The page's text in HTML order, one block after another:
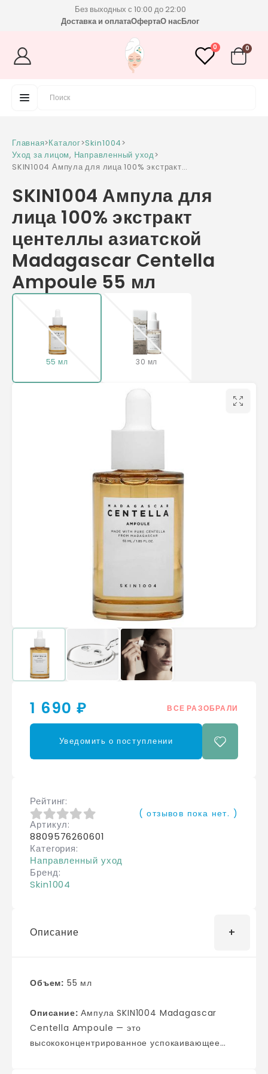
Без выходных с 10:00 до 22:00
Доставка и оплатаОфертаО насБлог
0 0
Главная>Каталог>Skin1004>
Уход за лицом, Направленный уход>
SKIN1004 Ампула для лица 100% экстракт
Ampoule 55 мл
SKIN1004 Ампула для
лица 100% экстракт
центеллы азиатской
Madagascar Centella
Ampoule 55 мл
55 мл 30 мл
1 690 ₽ ВСЕ РАЗОБРАЛИ
Уведомить о поступлении
Рейтинг
0из 5
( отзывов пока нет. )
Артикул
8809576260601
Категория
Направленный уход
Бренд
Skin1004
Описание
Объем: 55 мл
Описание: Ампула SKIN1004 Madagascar
Centella Ampoule — это
высококонцентрированное успокаивающее